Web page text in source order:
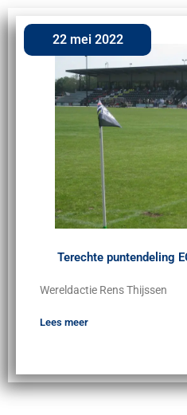
22 mei 2022
Terechte puntendeling
Wereldactie Rens Thijssen
Lees meer